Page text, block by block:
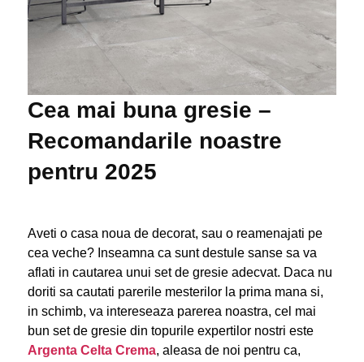
Cea mai buna gresie –
Recomandarile noastre
pentru 2025
Aveti o casa noua de decorat, sau o reamenajati pe
cea veche? Inseamna ca sunt destule sanse sa va
aflati in cautarea unui set de gresie adecvat. Daca nu
doriti sa cautati parerile mesterilor la prima mana si,
in schimb, va intereseaza parerea noastra, cel mai
bun set de gresie din topurile expertilor nostri este
Argenta Celta Crema, aleasa de noi pentru ca,